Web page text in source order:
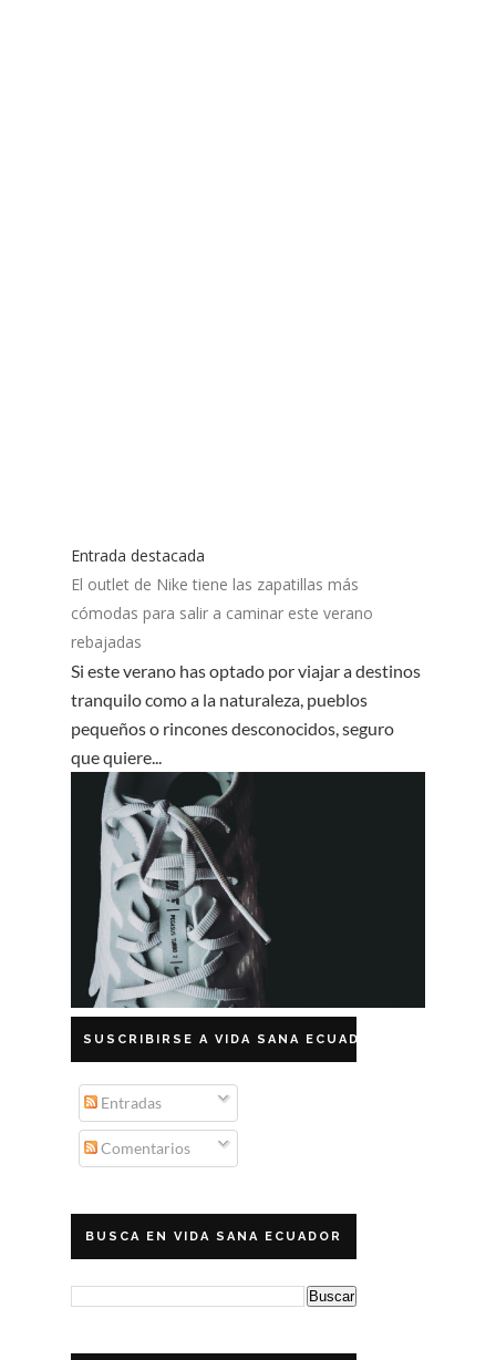
Entrada destacada
El outlet de Nike tiene las zapatillas más
cómodas para salir a caminar este verano
rebajadas
Si este verano has optado por viajar a destinos
tranquilo como a la naturaleza, pueblos
pequeños o rincones desconocidos, seguro
que quiere...
SUSCRIBIRSE A VIDA SANA ECUADOR
Entradas
Comentarios
BUSCA EN VIDA SANA ECUADOR